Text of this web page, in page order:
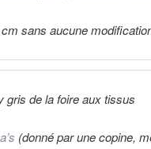
cm sans aucune
gris de la foire aux tissus
(donné par une copine,